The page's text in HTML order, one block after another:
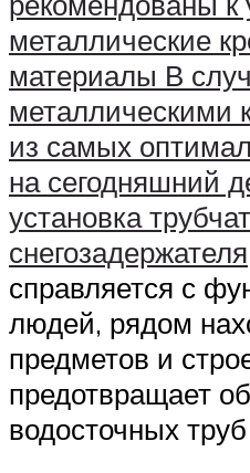
металлические
материалы В
металлическими
из самых
на сегодняшний
установка
снегозадержателя
справляется с
людей, рядом
предметов и
предотвращает
водосточных труб